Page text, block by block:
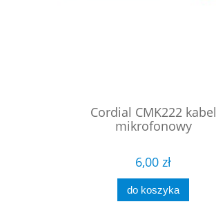
Cordial CMK222 kabel
mikrofonowy
6,00 zł
do koszyka